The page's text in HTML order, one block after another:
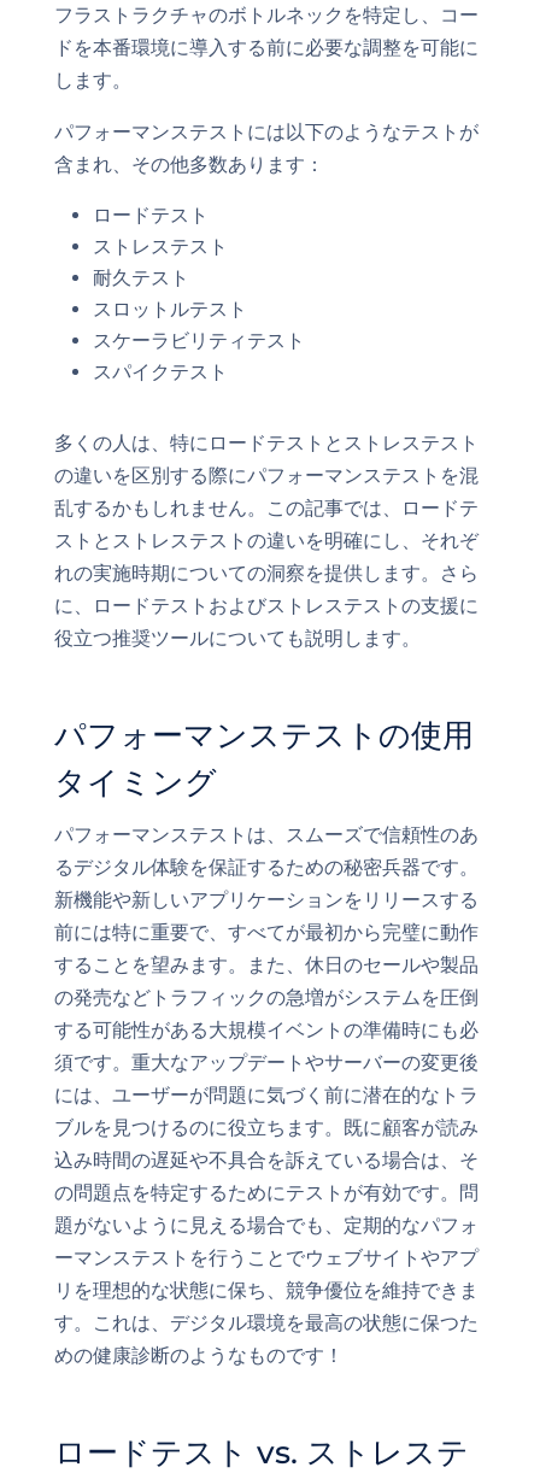
フラストラクチャのボトルネックを特定し、コー
ドを本番環境に導入する前に必要な調整を可能に
します。
パフォーマンステストには以下のようなテストが
含まれ、その他多数あります：
ロードテスト
ストレステスト
耐久テスト
スロットルテスト
スケーラビリティテスト
スパイクテスト
多くの人は、特にロードテストとストレステスト
の違いを区別する際にパフォーマンステストを混
乱するかもしれません。この記事では、ロードテ
ストとストレステストの違いを明確にし、それぞ
れの実施時期についての洞察を提供します。さら
に、ロードテストおよびストレステストの支援に
役立つ推奨ツールについても説明します。
パフォーマンステストの使用
タイミング
パフォーマンステストは、スムーズで信頼性のあ
るデジタル体験を保証するための秘密兵器です。
新機能や新しいアプリケーションをリリースする
前には特に重要で、すべてが最初から完璧に動作
することを望みます。また、休日のセールや製品
の発売などトラフィックの急増がシステムを圧倒
する可能性がある大規模イベントの準備時にも必
須です。重大なアップデートやサーバーの変更後
には、ユーザーが問題に気づく前に潜在的なトラ
ブルを見つけるのに役立ちます。既に顧客が読み
込み時間の遅延や不具合を訴えている場合は、そ
の問題点を特定するためにテストが有効です。問
題がないように見える場合でも、定期的なパフォ
ーマンステストを行うことでウェブサイトやアプ
リを理想的な状態に保ち、競争優位を維持できま
す。これは、デジタル環境を最高の状態に保つた
めの健康診断のようなものです！
ロードテスト vs. ストレステ